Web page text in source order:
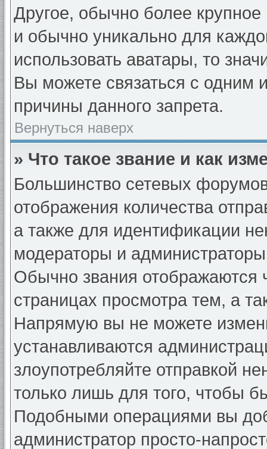
Другое, обычно более крупное
и обычно уникально для
использовать аватары, то
Вы можете связаться с одним
причины данного запрета.
Вернуться наверх
» Что такое звание и как
Большинство сетевых
отображения количества
а также для идентификации
модераторы и
Обычно звания отображаются
страницах просмотра тем, а
Напрямую вы не можете
устанавливаются
злоупотребляйте отправкой
только лишь для того, чтобы
Подобными операциями вы
администратор просто-